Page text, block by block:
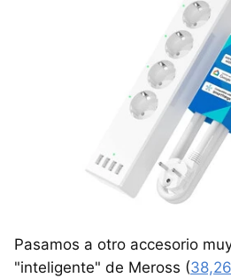
Pasamos a otro accesorio
"inteligente" de Meross (